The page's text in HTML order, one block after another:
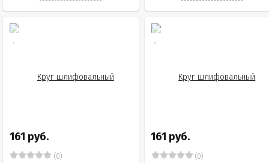
161 руб.
(0)
161 руб.
(0)